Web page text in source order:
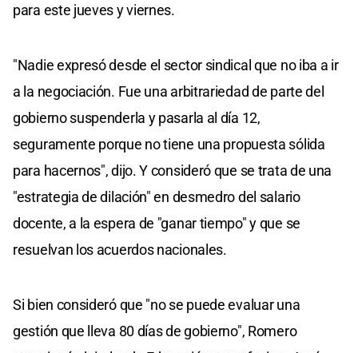
para este jueves y viernes.
"Nadie expresó desde el sector sindical que no iba a ir
a la negociación. Fue una arbitrariedad de parte del
gobierno suspenderla y pasarla al día 12,
seguramente porque no tiene una propuesta sólida
para hacernos", dijo. Y consideró que se trata de una
"estrategia de dilación" en desmedro del salario
docente, a la espera de "ganar tiempo" y que se
resuelvan los acuerdos nacionales.
Si bien consideró que "no se puede evaluar una
gestión que lleva 80 días de gobierno", Romero